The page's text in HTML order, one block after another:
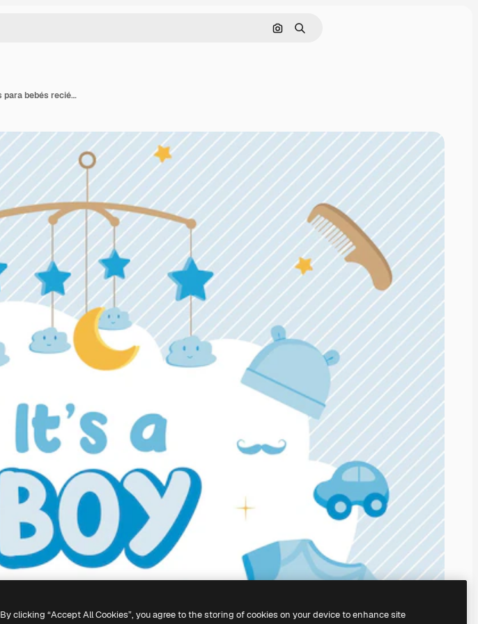
Buscar por imagen
Buscar
Ilustración vectorial de la colección de artículos esenciales para bebés recién nacidos
By clicking “Accept All Cookies”, you agree to the storing of cookies on your device to enhance site